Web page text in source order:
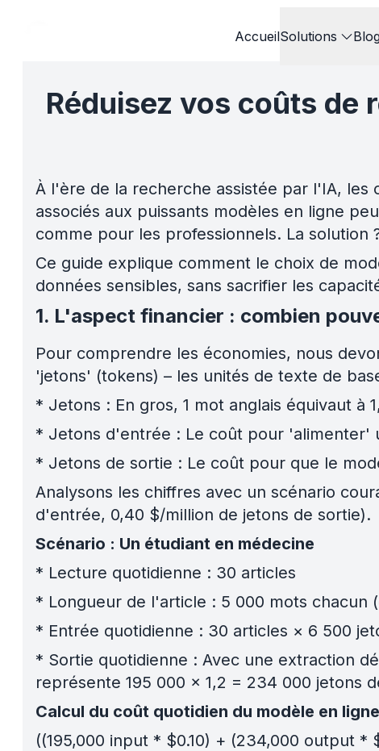
AccueilSolutions
Réduisez vos coûts de
À l'ère de la recherche assistée par l'IA, les
associés aux puissants modèles en ligne
comme pour les professionnels. La
Ce guide explique comment le choix de
données sensibles, sans sacrifier les
1. L'aspect financier : combien
Pour comprendre les économies, nous
'jetons' (tokens) – les unités de texte de
* Jetons : En gros, 1 mot anglais équivaut à
* Jetons d'entrée : Le coût pour 'alimenter'
* Jetons de sortie : Le coût pour que le
Analysons les chiffres avec un scénario
d'entrée, 0,40 $/million de jetons de sortie).
Scénario : Un étudiant en médecine
* Lecture quotidienne : 30 articles
* Longueur de l'article : 5 000 mots chacun
* Entrée quotidienne : 30 articles × 6 500
* Sortie quotidienne : Avec une extraction
représente 195 000 × 1,2 = 234 000 jetons
Calcul du coût quotidien du modèle en
((195,000 input * $0.10) + (234,000 output *